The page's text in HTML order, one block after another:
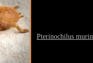
Pterinochilus